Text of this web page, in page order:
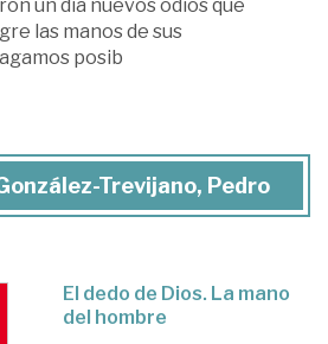
un día nuevos odios que
las manos de sus
posib
Trevijano, Pedro
El dedo de Dios. La mano
del hombre